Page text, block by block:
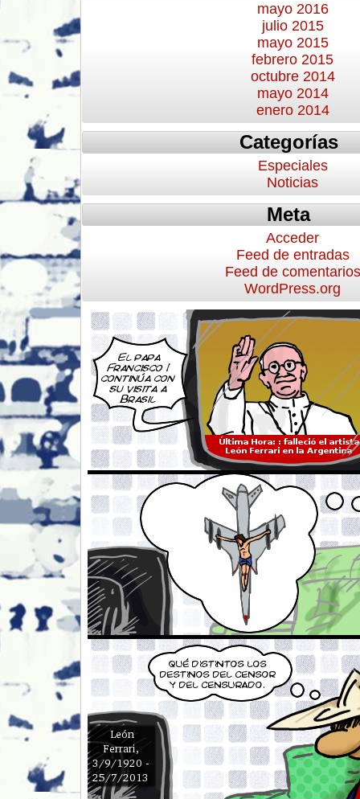
mayo 2016
julio 2015
mayo 2015
febrero 2015
octubre 2014
mayo 2014
enero 2014
Categorías
Especiales
Noticias
Meta
Acceder
Feed de entradas
Feed de comentarios
WordPress.org